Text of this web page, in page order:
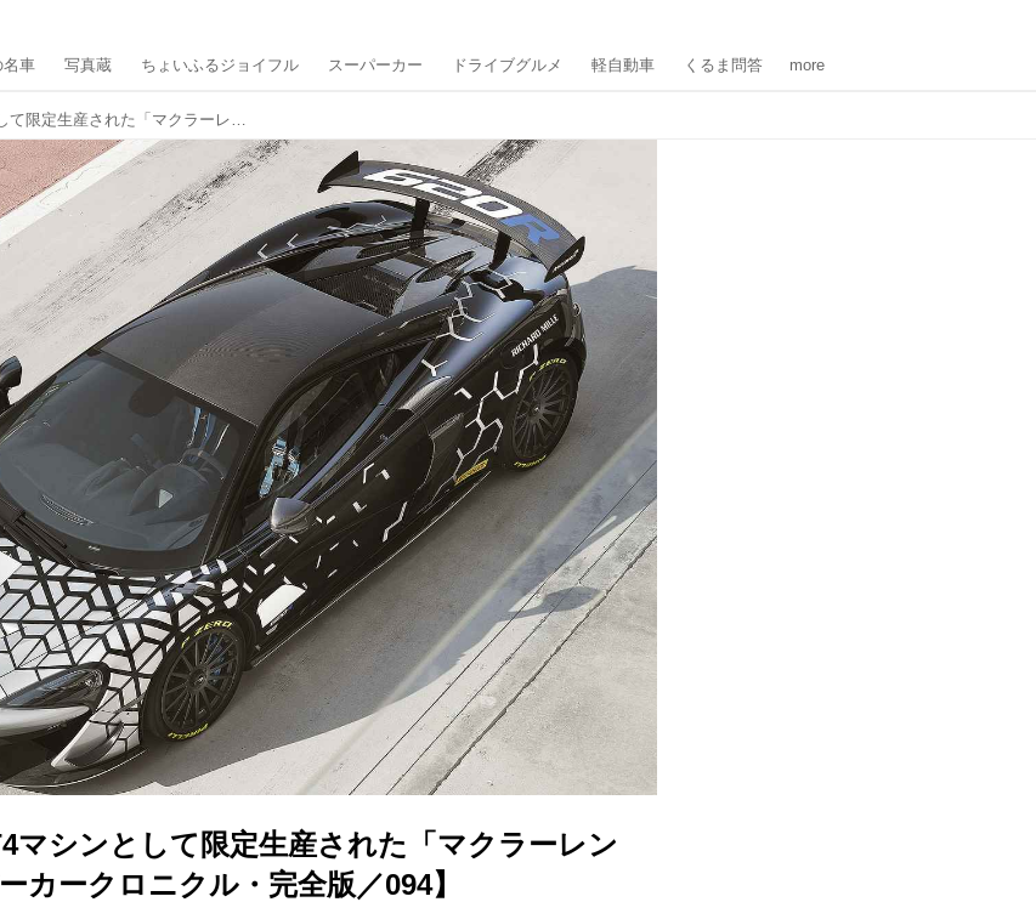
名車 写真蔵 ちょいふるジョイフル スーパーカー ドライブグルメ 軽自動車 くるま問答 more
公道も走れるGT4マシンとして限定生産された「マクラーレン 620R」【スーパーカークロニクル・完全版／094】
マシンとして限定生産された「マクラーレン
カークロニクル・完全版／094】